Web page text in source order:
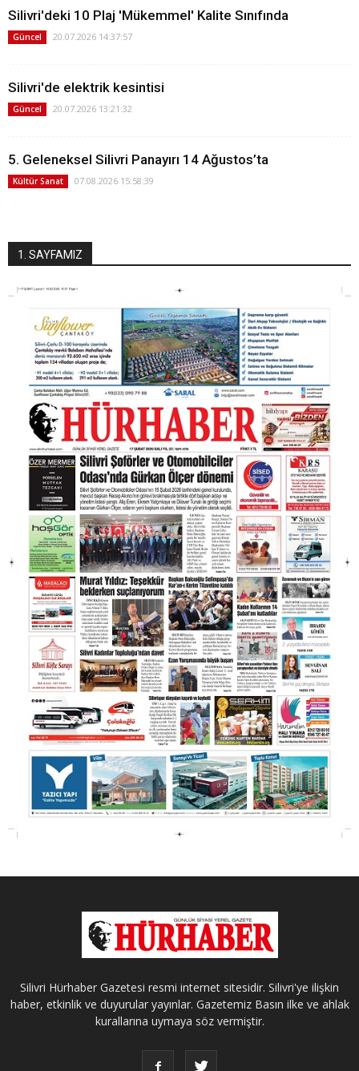
Silivri'deki 10 Plaj 'Mükemmel' Kalite Sınıfında
Güncel 20.07.2026 14:37:57
Silivri'de elektrik kesintisi
Güncel 20.07.2026 13:21:32
5. Geleneksel Silivri Panayırı 14 Ağustos’ta
Kültür Sanat 07.08.2026 15:58:39
1. SAYFAMIZ
Silivri Hürhaber Gazetesi resmi internet sitesidir. Silivri'ye ilişkin
haber, etkinlik ve duyurular yayınlar. Gazetemiz Basın ilke ve ahlak
kurallarına uymaya söz vermiştir.